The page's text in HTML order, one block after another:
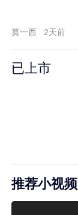
莫一西 2天前
已上市
推荐小视频